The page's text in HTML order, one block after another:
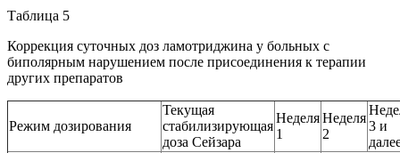
Таблица 5
Коррекция суточных доз ламотриджина у больных с
биполярным нарушением после присоединения к терапии
других препаратов
Режим дозирования
Текущая
стабилизирующая
доза Сейзара
Неделя
1
Неделя
2
3 и